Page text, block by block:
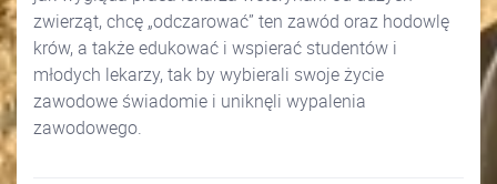
zwierząt, chcę „odczarować” ten zawód oraz hodowlę
krów, a także edukować i wspierać studentów i
młodych lekarzy, tak by wybierali swoje życie
zawodowe świadomie i uniknęli wypalenia
zawodowego.